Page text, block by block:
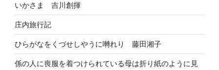
いかさま 吉川創揮
庄内旅行記
ひらがなをくづせしやうに囀れり 藤田湘子
係の人に喪服を着つけられている母は折り紙のように見